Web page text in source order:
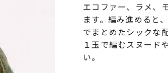
エコファー、ラメ、
ます。編み進めると
でまとめたシックな
１玉で編むスヌード
い。